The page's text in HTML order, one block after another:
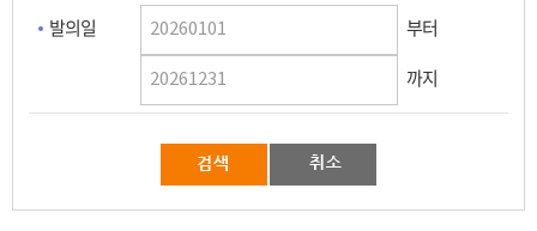
발의일
부터
까지